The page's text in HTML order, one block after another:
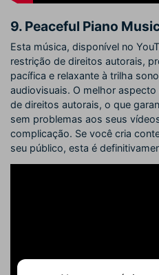
9. Peaceful Piano
Esta música, disponível no
restrição de direitos autorais,
pacífica e relaxante à trilha
audiovisuais. O melhor
de direitos autorais, o que
sem problemas aos seus
complicação. Se você cria
seu público, esta é